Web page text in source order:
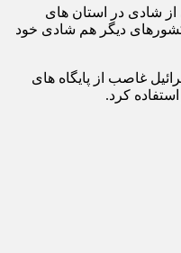
از شادی در استان های
دیگر هم شادی خود
غاصب از پایگاه های
کرد.